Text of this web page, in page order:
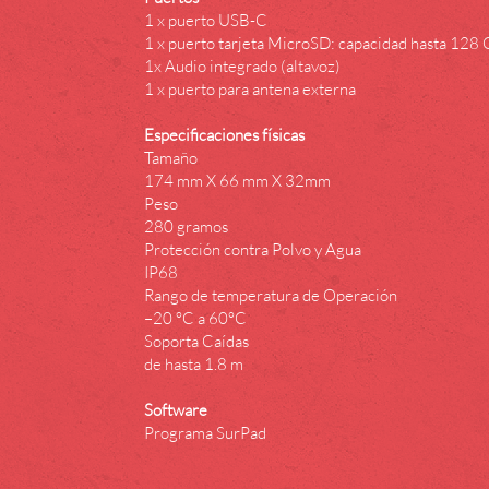
1 x puerto USB-C
1 x puerto tarjeta MicroSD: capacidad hasta 128
1x Audio integrado (altavoz)
1 x puerto para antena externa
Especificaciones físicas
Tamaño
174 mm X 66 mm X 32mm
Peso
280 gramos
Protección contra Polvo y Agua
IP68
Rango de temperatura de Operación
–20 °C a 60°C
Soporta Caídas
de hasta 1.8 m
Software
Programa SurPad